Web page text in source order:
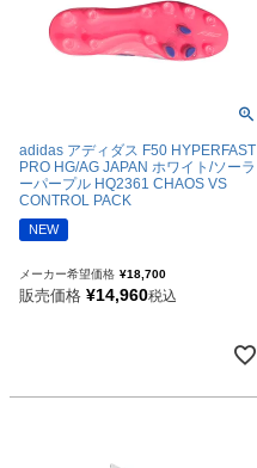
adidas アディダス F50 HYPERFAST
PRO HG/AG JAPAN ホワイト/ソーラ
ーパープル HQ2361 CHAOS VS
CONTROL PACK
NEW
メーカー希望価格 ¥18,700
販売価格 ¥14,960税込